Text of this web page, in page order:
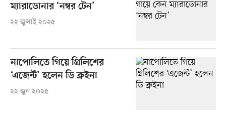
ম্যারাডোনার ‘নম্বর টেন’
২২ জুলাই ২০২৫
নাপোলিতে গিয়ে গ্রিলিশের
‘এজেন্ট’ হলেন ডি ব্রুইনা
২২ জুন ২০২৫